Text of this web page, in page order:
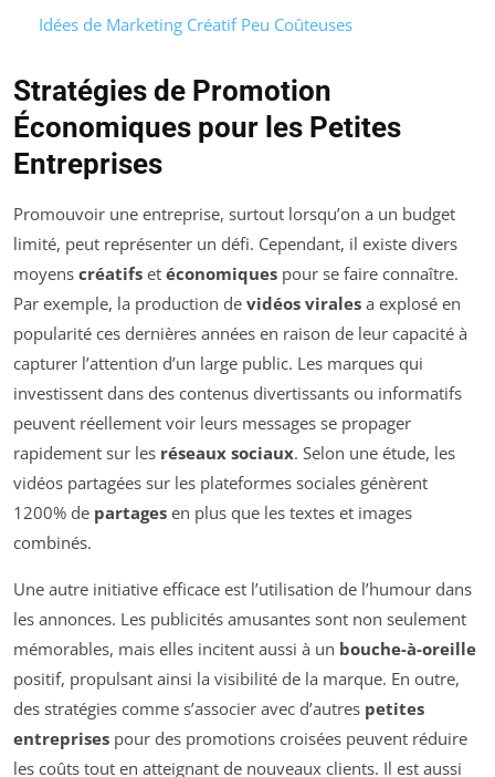
Idées de Marketing Créatif Peu Coûteuses
Stratégies de Promotion
Économiques pour les Petites
Entreprises
Promouvoir une entreprise, surtout lorsqu’on a un budget
limité, peut représenter un défi. Cependant, il existe divers
moyens créatifs et économiques pour se faire connaître.
Par exemple, la production de vidéos virales a explosé en
popularité ces dernières années en raison de leur capacité à
capturer l’attention d’un large public. Les marques qui
investissent dans des contenus divertissants ou informatifs
peuvent réellement voir leurs messages se propager
rapidement sur les réseaux sociaux. Selon une étude, les
vidéos partagées sur les plateformes sociales génèrent
1200% de partages en plus que les textes et images
combinés.
Une autre initiative efficace est l’utilisation de l’humour dans
les annonces. Les publicités amusantes sont non seulement
mémorables, mais elles incitent aussi à un bouche-à-oreille
positif, propulsant ainsi la visibilité de la marque. En outre,
des stratégies comme s’associer avec d’autres petites
entreprises pour des promotions croisées peuvent réduire
les coûts tout en atteignant de nouveaux clients. Il est aussi